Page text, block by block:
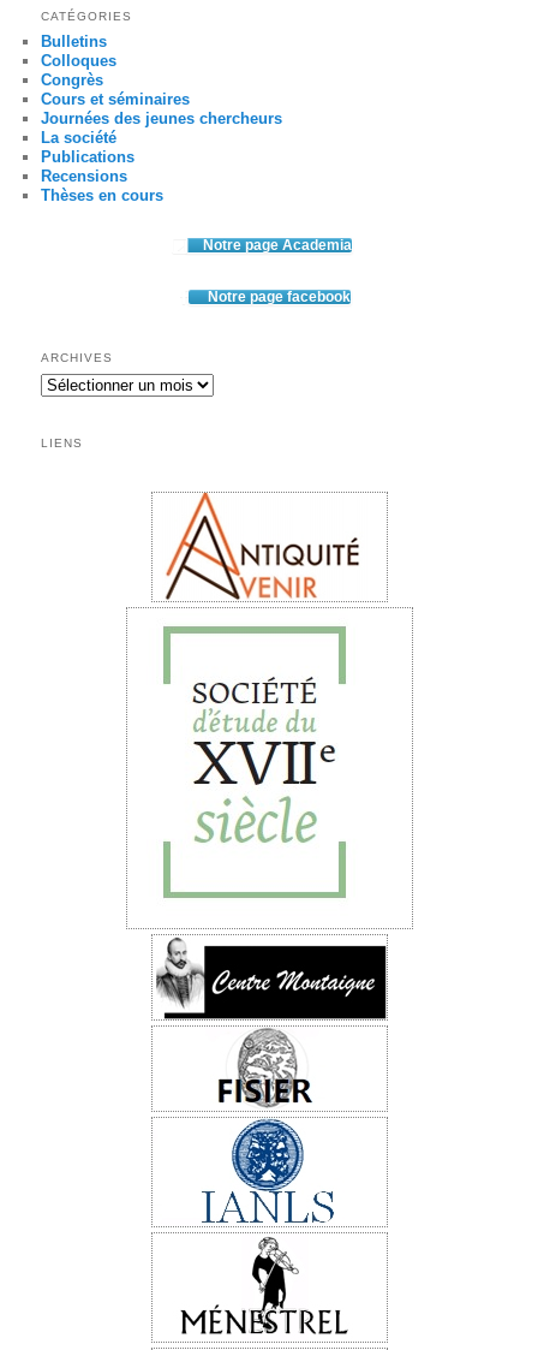
CATÉGORIES
Bulletins
Colloques
Congrès
Cours et séminaires
Journées des jeunes chercheurs
La société
Publications
Recensions
Thèses en cours
Notre page Academia
Notre page facebook
ARCHIVES
LIENS